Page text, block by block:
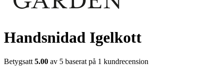
Handsnidad Igelkott
Betygsatt 5.00 av 5 baserat på 1 kundrecension